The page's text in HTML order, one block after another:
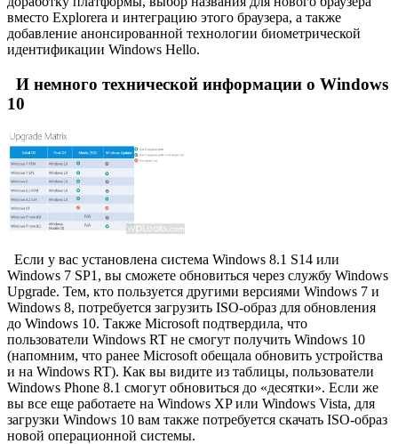
вместо Explorera и интеграцию этого браузера, а также
добавление анонсированной технологии биометрической
идентификации Windows Hello.
И немного технической информации о Windows
10
Если у вас установлена система Windows 8.1 S14 или
Windows 7 SP1, вы сможете обновиться через службу Windows
Upgrade. Тем, кто пользуется другими версиями Windows 7 и
Windows 8, потребуется загрузить ISO-образ для обновления
до Windows 10. Также Microsoft подтвердила, что
пользователи Windows RT не смогут получить Windows 10
(напомним, что ранее Microsoft обещала обновить устройства
и на Windows RT). Как вы видите из таблицы, пользователи
Windows Phone 8.1 смогут обновиться до «десятки». Если же
вы все еще работаете на Windows XP или Windows Vista, для
загрузки Windows 10 вам также потребуется скачать ISO-образ
новой операционной системы.